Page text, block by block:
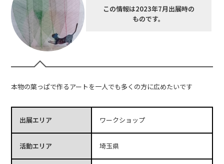
この情報は2023年7月出展時の
ものです。
本物の葉っぱで作るアートを一人でも多くの方に広めたいです
出展エリア ワークショップ
活動エリア 埼玉県